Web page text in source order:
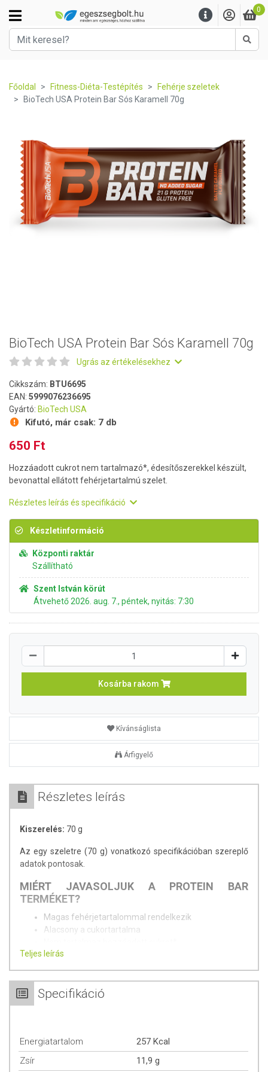
0
Főoldal Fitness-Diéta-Testépítés
Fehérje szeletek
BioTech USA Protein Bar Sós Karamell 70g
BioTech USA Protein Bar Sós Karamell 70g
Ugrás az értékelésekhez
Cikkszám: BTU6695
EAN: 5999076236695
Gyártó: BioTech USA
Kifutó, már csak: 7 db
650 Ft
Hozzáadott cukrot nem tartalmazó*, édesítőszerekkel készült,
bevonattal ellátott fehérjetartalmú szelet.
Részletes leírás és specifikáció
Készletinformáció
Központi raktár
Szállítható
Szent István körút
Átvehető 2026. aug. 7., péntek, nyitás: 7:30
Kosárba rakom
Kívánságlista
Árfigyelő
Részletes leírás
Kiszerelés: 70 g
Az egy szeletre (70 g) vonatkozó specifikációban szereplő
adatok pontosak.
MIÉRT JAVASOLJUK A PROTEIN BAR
TERMÉKET?
Magas fehérjetartalommal rendelkezik
Alacsony a cukortartalma
Élelmi rostban gazdag
* Természetesen előforduló cukrokat tartalmaz.
A 21 gramm fehérje és alacsony cukortartalom miatt kiváló
választás azok számára, akik rendszeresen sportolnak és
fontos számukra a fitt testalkat, de emellett remek
Teljes leírás
Specifikáció
Energiatartalom
257 Kcal
Zsír
11,9 g